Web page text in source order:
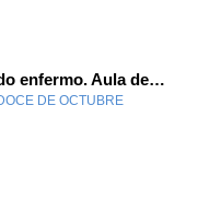
Atención alumnado enfermo. Aula dentro del hospital. Sara Martín Fernández.
DE OCTUBRE-